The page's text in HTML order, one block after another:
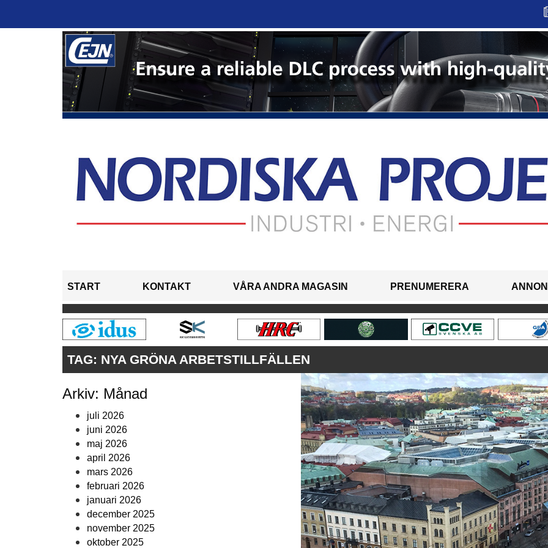
START KONTAKT VÅRA ANDRA MAGASIN PRENUMERERA
TAG: NYA GRÖNA ARBETSTILLFÄLLEN
Arkiv: Månad
juli 2026
juni 2026
maj 2026
april 2026
mars 2026
februari 2026
januari 2026
december 2025
november 2025
oktober 2025